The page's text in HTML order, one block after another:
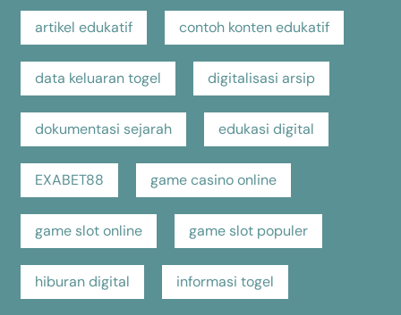
artikel edukatif contoh konten edukatif
data keluaran togel digitalisasi arsip
dokumentasi sejarah edukasi digital
EXABET88 game casino online
game slot online game slot populer
hiburan digital informasi togel